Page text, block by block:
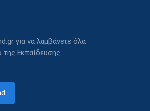
για να λαμβάνετε όλα
της Εκπαίδευσης